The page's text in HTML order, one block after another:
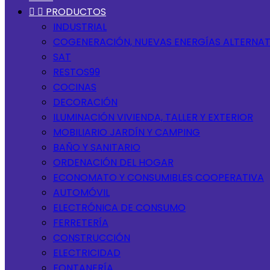
  PRODUCTOS
INDUSTRIAL
COGENERACIÓN, NUEVAS ENERGÍAS
SAT
RESTOS99
COCINAS
DECORACIÓN
ILUMINACIÓN VIVIENDA, TALLER Y EXTERIOR
MOBILIARIO JARDÍN Y CAMPING
BAÑO Y SANITARIO
ORDENACIÓN DEL HOGAR
ECONOMATO Y CONSUMIBLES COOPERATIVA
AUTOMÓVIL
ELECTRÓNICA DE CONSUMO
FERRETERÍA
CONSTRUCCIÓN
ELECTRICIDAD